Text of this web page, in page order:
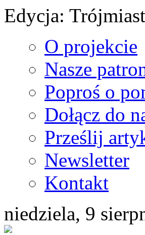
Edycja:
O projekcie
Nasze
Poproś o
Dołącz do
Prześlij
Newsletter
Kontakt
niedziela, 9